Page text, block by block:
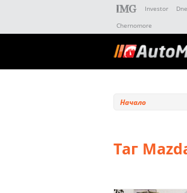
Investor
Chernomore
Начало
Таг